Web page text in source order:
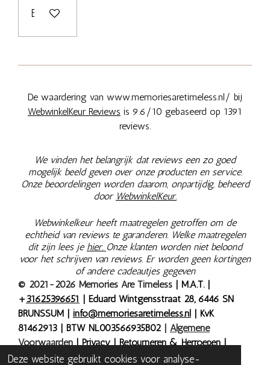
Deze website gebruikt cookies voor analyse-
Bekijk details
De waardering van www.memoriesaretimeless.nl/ bij
WebwinkelKeur Reviews is 9.6/10 gebaseerd op 1391
reviews.
We vinden het belangrijk dat reviews een zo goed
mogelijk beeld geven over onze producten en service.
Onze beoordelingen worden daarom, onpartijdig, beheerd
door WebwinkelKeur.
Webwinkelkeur heeft maatregelen getroffen om de
echtheid van reviews te garanderen. Welke maatregelen
dit zijn lees je hier. Onze klanten worden niet beloond
voor het schrijven van reviews. Er worden geen kortingen
of andere cadeautjes gegeven
© 2021-2026 Memories Are Timeless | M.A.T. |
+31625396651
| Eduard Wintgensstraat 28, 6446 SN
BRUNSSUM | info@memoriesaretimeless.nl
| KvK
81462913 | BTW NL003566935B02
Algemene
Voorwaarden|Privacy|Retourneren & Herroepen|
Bestelling herroepen| Onze prijzen zijn inclusief 9% of